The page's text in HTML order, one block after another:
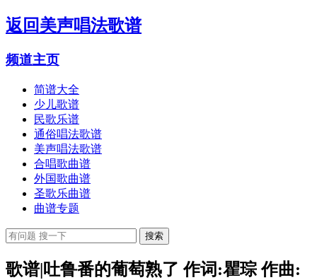
返回美声唱法歌谱
频道主页
简谱大全
少儿歌谱
民歌乐谱
通俗唱法歌谱
美声唱法歌谱
合唱歌曲谱
外国歌曲谱
圣歌乐曲谱
曲谱专题
歌谱|吐鲁番的葡萄熟了 作词:瞿琮 作曲: